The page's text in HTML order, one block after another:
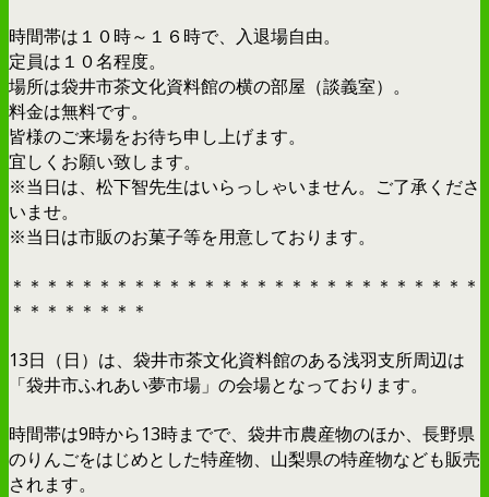
時間帯は１０時～１６時で、入退場自由。
定員は１０名程度。
場所は袋井市茶文化資料館の横の部屋（談義室）。
料金は無料です。
皆様のご来場をお待ち申し上げます。
宜しくお願い致します。
※当日は、松下智先生はいらっしゃいません。ご了承くださ
いませ。
※当日は市販のお菓子等を用意しております。
＊＊＊＊＊＊＊＊＊＊＊＊＊＊＊＊＊＊＊＊＊＊＊＊＊＊＊
＊＊＊＊＊＊＊＊
13日（日）は、袋井市茶文化資料館のある浅羽支所周辺は
「袋井市ふれあい夢市場」の会場となっております。
時間帯は9時から13時までで、袋井市農産物のほか、長野県
のりんごをはじめとした特産物、山梨県の特産物なども販売
されます。